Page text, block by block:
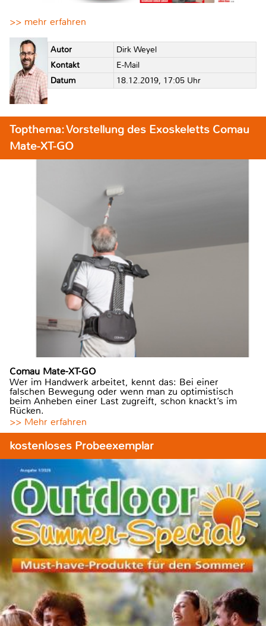
>> mehr erfahren
Autor
Dirk Weyel
Kontakt
E-Mail
Datum
18.12.2019, 17:05 Uhr
Topthema: Vorstellung des Exoskeletts Comau
Mate-XT-GO
Comau Mate-XT-GO
Wer im Handwerk arbeitet, kennt das: Bei einer
falschen Bewegung oder wenn man zu optimistisch
beim Anheben einer Last zugreift, schon knackt’s im
Rücken.
>> Mehr erfahren
kostenloses Probeexemplar